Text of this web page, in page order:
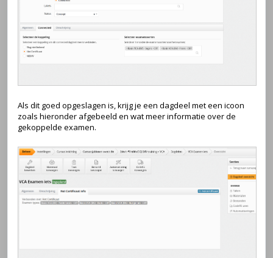
Als dit goed opgeslagen is, krijg je een dagdeel met een icoon
zoals hieronder afgebeeld en wat meer informatie over de
gekoppelde examen.